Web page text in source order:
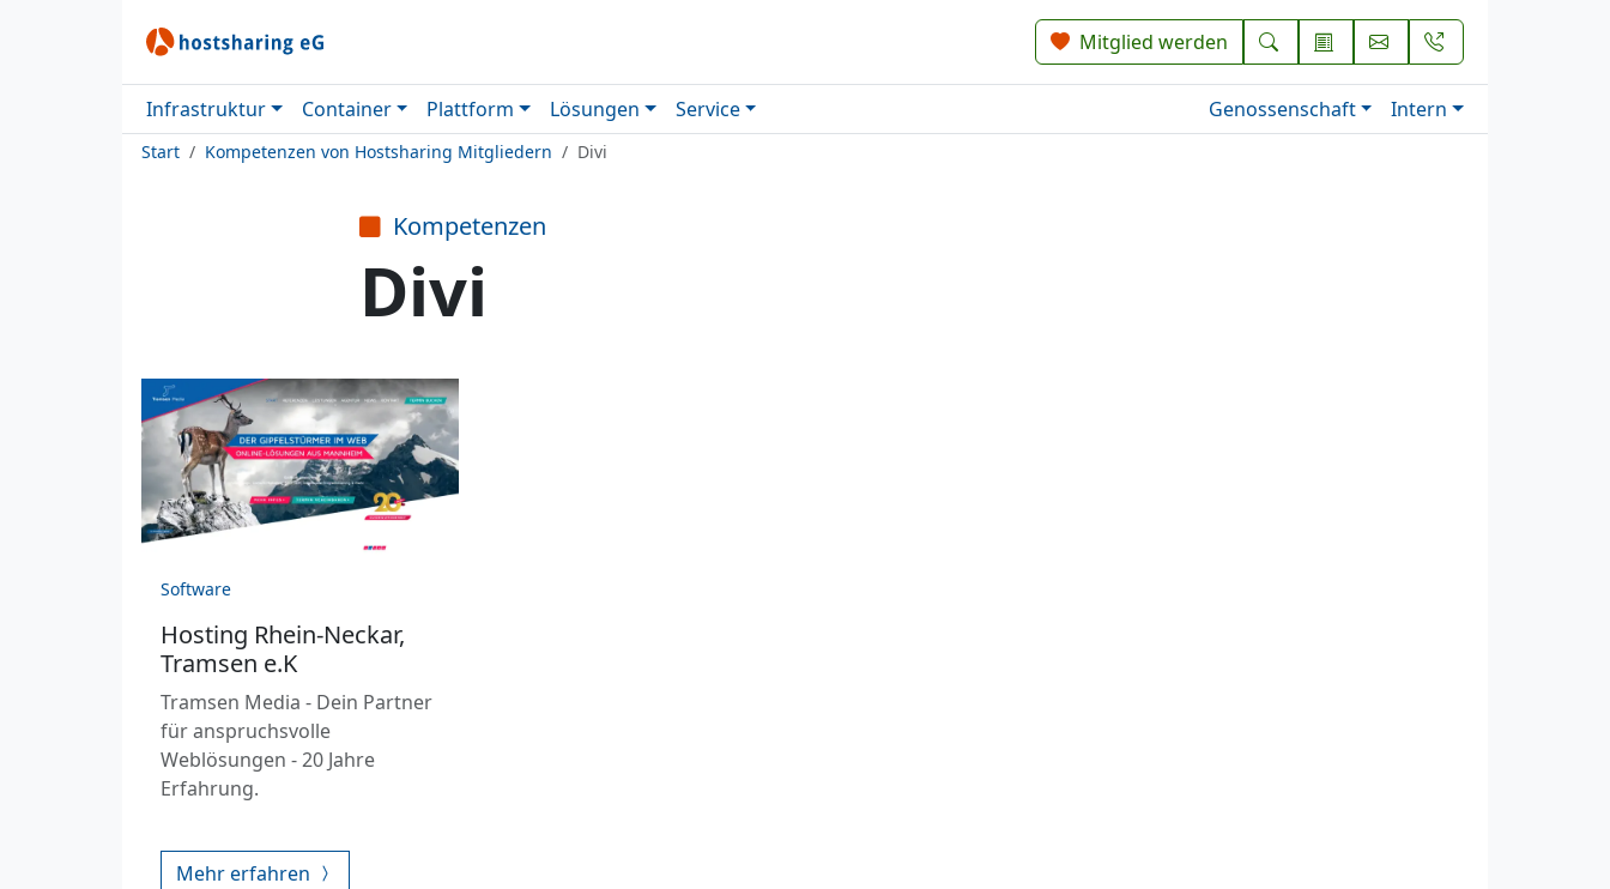
Mitglied werden
Infrastruktur Container Plattform Lösungen Service Genossenschaft Intern
Start Kompetenzen von Hostsharing Mitgliedern Divi
Kompetenzen
Divi
Software
Hosting Rhein-Neckar,
Tramsen e.K
Tramsen Media - Dein Partner
für anspruchsvolle
Weblösungen - 20 Jahre
Erfahrung.
Mehr erfahren